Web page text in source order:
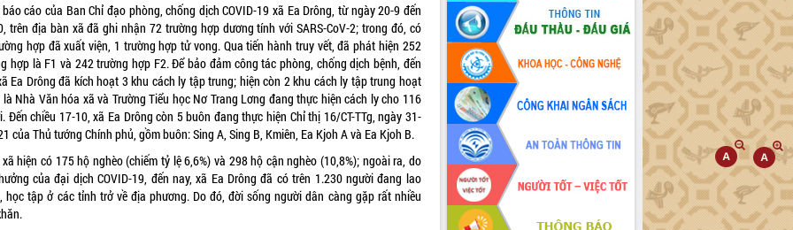
cáo của Ban Chỉ đạo phòng, chống dịch COVID-19 xã Ea Drông, từ ngày 20-9 đến
trên địa bàn xã đã ghi nhận 72 trường hợp dương tính với SARS-CoV-2; trong đó, có
hợp đã xuất viện, 1 trường hợp tử vong. Qua tiến hành truy vết, đã phát hiện 252
hợp là F1 và 242 trường hợp F2. Để bảo đảm công tác phòng, chống dịch bệnh, đến
Ea Drông đã kích hoạt 3 khu cách ly tập trung; hiện còn 2 khu cách ly tập trung hoạt
Nhà Văn hóa xã và Trường Tiểu học Nơ Trang Lơng đang thực hiện cách ly cho 116
Đến chiều 17-10, xã Ea Drông còn 5 buôn đang thực hiện Chỉ thị 16/CT-TTg, ngày 31-
của Thủ tướng Chính phủ, gồm buôn: Sing A, Sing B, Kmiên, Ea Kjoh A và Ea Kjoh B.
xã hiện có 175 hộ nghèo (chiếm tỷ lệ 6,6%) và 298 hộ cận nghèo (10,8%); ngoài ra, do
của đại dịch COVID-19, đến nay, xã Ea Drông đã có trên 1.230 người đang lao
học tập ở các tỉnh trở về địa phương. Do đó, đời sống người dân càng gặp rất nhiều